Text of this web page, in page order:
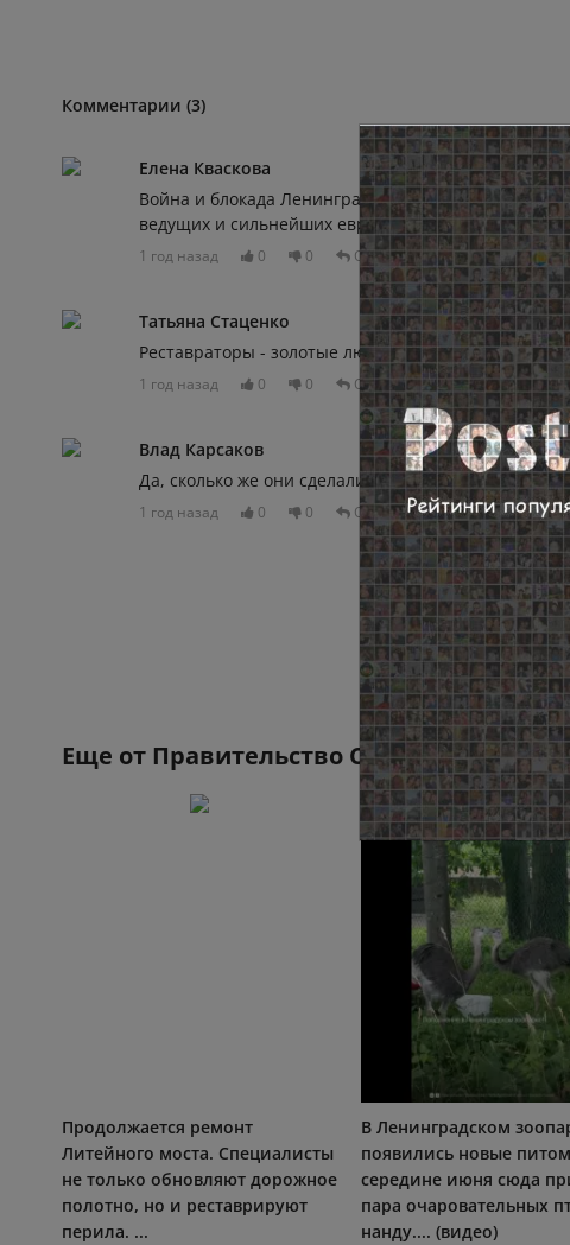
Комментарии (3)
Елена Кваскова
Война и блокада Ленинграда положила начало
ведущих и сильнейших европейских школ
1 год назад 0 0 Отвечать
Татьяна Стаценко
Реставраторы - золотые люди, очень тонкая и
1 год назад 0 0 Отвечать
Влад Карсаков
Да, сколько же они сделали для города 80 лет
1 год назад 0 0 Отвечать
Еще от Правительство Санкт-
Продолжается ремонт
Литейного моста. Специалисты
не только обновляют дорожное
полотно, но и реставрируют
перила. ...
В Ленинградском
появились новые
середине июня сюда
пара очаровательных
нанду.... (видео)